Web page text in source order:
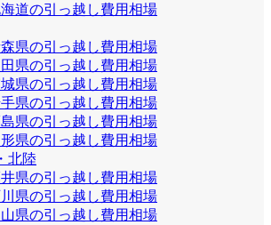
道の引っ越し費用相場
県の引っ越し費用相場
県の引っ越し費用相場
県の引っ越し費用相場
県の引っ越し費用相場
県の引っ越し費用相場
県の引っ越し費用相場
北陸
県の引っ越し費用相場
県の引っ越し費用相場
県の引っ越し費用相場